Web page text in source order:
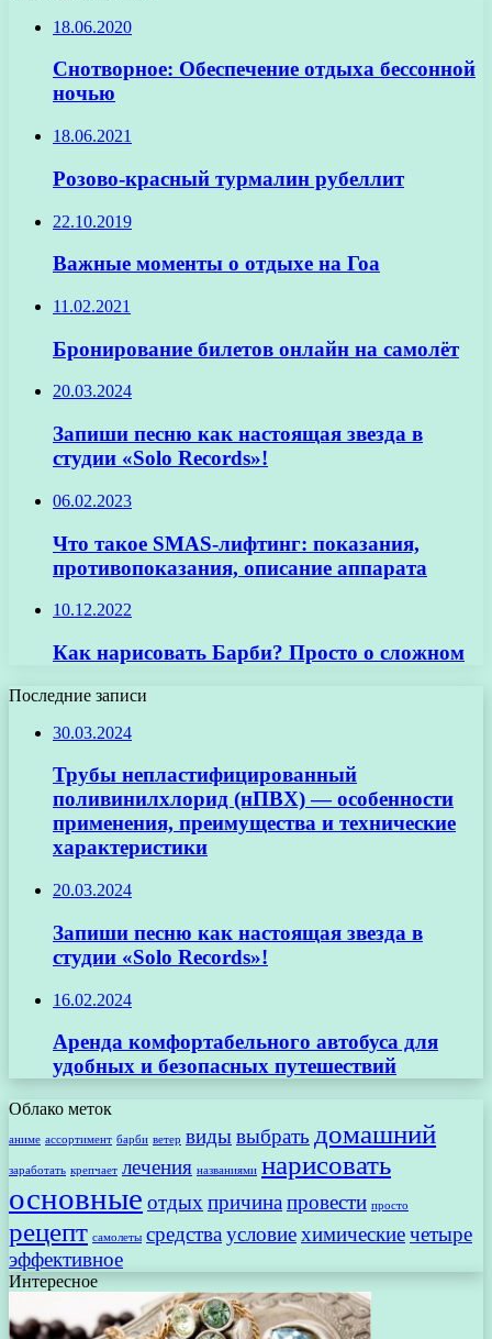
18.06.2020
Снотворное: Обеспечение отдыха бессонной
ночью
18.06.2021
Розово-красный турмалин рубеллит
22.10.2019
Важные моменты о отдыхе на Гоа
11.02.2021
Бронирование билетов онлайн на самолёт
20.03.2024
Запиши песню как настоящая звезда в
студии «Solo Records»!
06.02.2023
Что такое SMAS-лифтинг: показания,
противопоказания, описание аппарата
10.12.2022
Как нарисовать Барби? Просто о сложном
Последние записи
30.03.2024
Трубы непластифицированный
поливинилхлорид (нПВХ) — особенности
применения, преимущества и технические
характеристики
20.03.2024
Запиши песню как настоящая звезда в
студии «Solo Records»!
16.02.2024
Аренда комфортабельного автобуса для
удобных и безопасных путешествий
Облако меток
аниме ассортимент барби ветер видывыбрать домашний
заработать крепчает лечения названиями нарисовать
основные отдых причина провести просто
рецепт самолеты средства условиехимическиечетыре
эффективное
Интересное